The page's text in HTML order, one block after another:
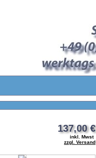
137,00 €
inkl. Mwst
zzgl. Versand